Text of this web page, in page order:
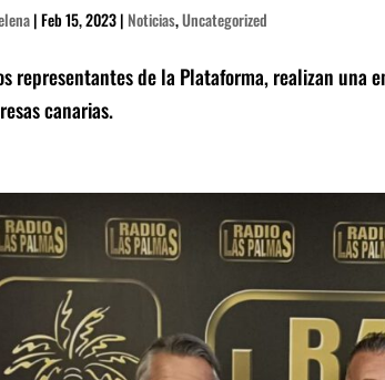
|Feb 15, 2023| Noticias,Uncategorized
representantes de la Plataforma, realizan una
canarias.